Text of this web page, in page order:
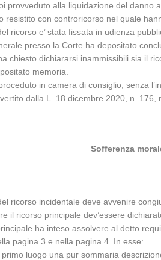
provveduto alla liquidazione del danno
resistito con controricorso nel quale
ricorso e’ stata fissata in udienza
presso la Corte ha depositato
chiesto dichiararsi inammissibili sia il
memoria.
in camera di consiglio, senza
dalla L. 18 dicembre 2020, n. 176,
Sofferenza
ricorso incidentale deve avvenire
il ricorso principale dev’essere
ha inteso assolvere al detto
pagina 3 e nella pagina 4. In esse:
luogo una pur sommaria